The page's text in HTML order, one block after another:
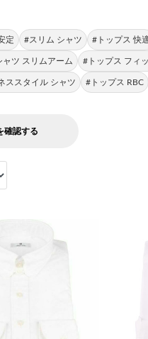
定 #スリム シャツ #トップス 快
ャツ スリムアーム #トップス フィ
ススタイル シャツ #トップス RBC
確認する